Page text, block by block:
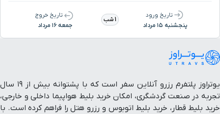
تاریخ ورود
پنجشنبه ۱۵ مرداد
1 شب
تاریخ خروج
جمعه ۱۶ مرداد
یوتراوز پلتفرم رزرو آنلاین سفر است که با پشتوانه بیش از ۱۹ سال
تجربه در صنعت گردشگری، امکان خرید بلیط هواپیما داخلی و خارجی،
خرید بلیط قطار، خرید بلیط اتوبوس و رزرو هتل را فراهم کرده است. با